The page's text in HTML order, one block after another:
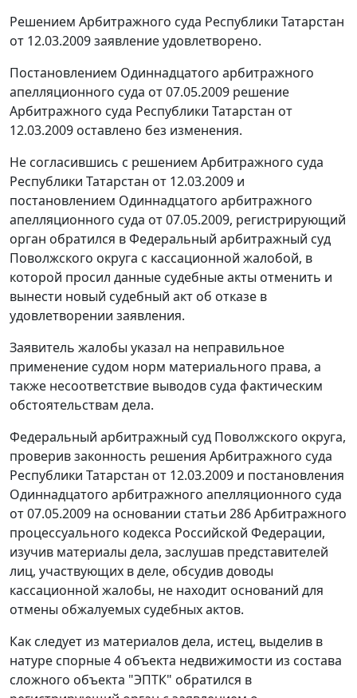
Решением Арбитражного суда Республики Татарстан
от 12.03.2009 заявление удовлетворено.
Постановлением Одиннадцатого арбитражного
апелляционного суда от 07.05.2009 решение
Арбитражного суда Республики Татарстан от
12.03.2009 оставлено без изменения.
Не согласившись с решением Арбитражного суда
Республики Татарстан от 12.03.2009 и
постановлением Одиннадцатого арбитражного
апелляционного суда от 07.05.2009, регистрирующий
орган обратился в Федеральный арбитражный суд
Поволжского округа с кассационной жалобой, в
которой просил данные судебные акты отменить и
вынести новый судебный акт об отказе в
удовлетворении заявления.
Заявитель жалобы указал на неправильное
применение судом норм материального права, а
также несоответствие выводов суда фактическим
обстоятельствам дела.
Федеральный арбитражный суд Поволжского округа,
проверив законность решения Арбитражного суда
Республики Татарстан от 12.03.2009 и постановления
Одиннадцатого арбитражного апелляционного суда
от 07.05.2009 на основании статьи 286Арбитражного
процессуального кодекса Российской Федерации,
изучив материалы дела, заслушав представителей
лиц, участвующих в деле, обсудив доводы
кассационной жалобы, не находит оснований для
отмены обжалуемых судебных актов.
Как следует из материалов дела, истец, выделив в
натуре спорные 4 объекта недвижимости из состава
сложного объекта "ЭПТК" обратился в